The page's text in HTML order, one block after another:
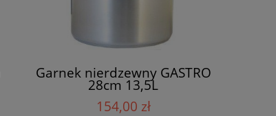
Garnek nierdzewny GASTRO
28cm 13,5L
154,00 zł